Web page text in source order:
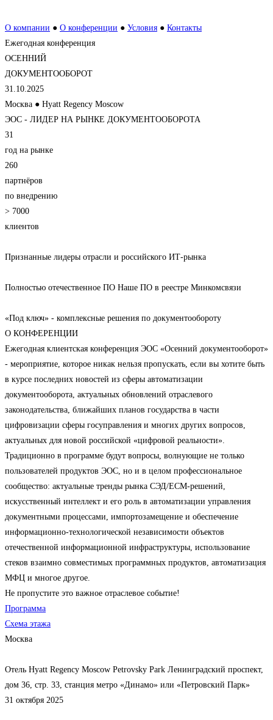
О компании ● О конференции ● Условия ● Контакты
Ежегодная конференция
ОСЕННИЙ
ДОКУМЕНТООБОРОТ
31.10.2025
Москва ● Hyatt Regency Moscow
ЭОС - ЛИДЕР НА РЫНКЕ ДОКУМЕНТООБОРОТА
31
год на рынке
260
партнёров
по внедрению
> 7000
клиентов
Признанные лидеры отрасли и российского ИТ-рынка
Полностью отечественное ПО Наше ПО в реестре Минкомсвязи
«Под ключ» - комплексные решения по документообороту
О КОНФЕРЕНЦИИ
Ежегодная клиентская конференция ЭОС «Осенний документооборот»
- мероприятие, которое никак нельзя пропускать, если вы хотите быть
в курсе последних новостей из сферы автоматизации
документооборота, актуальных обновлений отраслевого
законодательства, ближайших планов государства в части
цифровизации сферы госуправления и многих других вопросов,
актуальных для новой российской «цифровой реальности».
Традиционно в программе будут вопросы, волнующие не только
пользователей продуктов ЭОС, но и в целом профессиональное
сообщество: актуальные тренды рынка СЭД/ECM-решений,
искусственный интеллект и его роль в автоматизации управления
документными процессами, импортозамещение и обеспечение
информационно-технологической независимости объектов
отечественной информационной инфраструктуры, использование
стеков взаимно совместимых программных продуктов, автоматизация
МФЦ и многое другое.
Не пропустите это важное отраслевое событие!
Программа
Схема этажа
Москва
Отель Hyatt Regency Moscow Petrovsky Park Ленинградский проспект,
дом 36, стр. 33, станция метро «Динамо» или «Петровский Парк»
31 октября 2025